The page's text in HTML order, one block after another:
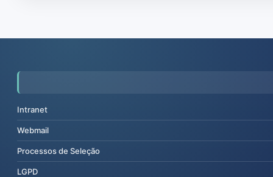
Intranet
Webmail
Processos de Seleção
LGPD